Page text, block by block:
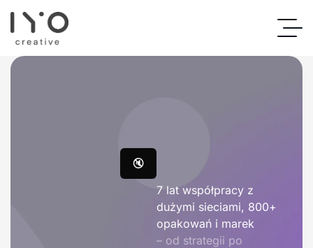
🔇
7 lat współpracy z
dużymi sieciami, 800+
opakowań i marek
– od strategii po